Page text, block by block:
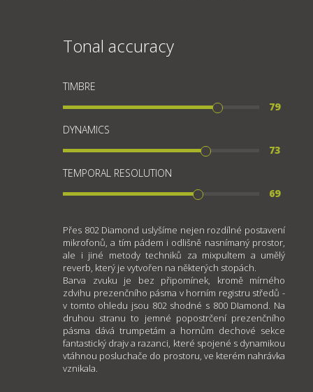
Tonal accuracy
TIMBRE
79
DYNAMICS
73
TEMPORAL RESOLUTION
69
Přes 802 Diamond uslyšíme nejen rozdílné postavení
mikrofonů, a tím pádem i odlišně nasnímaný prostor,
ale i jiné metody techniků za mixpultem a umělý
reverb, který je vytvořen na některých stopách.
Barva zvuku je bez připomínek, kromě mírného
zdvihu prezenčního pásma v horním registru středů -
v tomto ohledu jsou 802 shodné s 800 DIamond. Na
druhou stranu to jemné popostrčení prezenčního
pásma dává trumpetám a hornům dechové sekce
fantastický drajv a razanci, které spojené s dynamikou
vtáhnou posluchače do prostoru, ve kterém nahrávka
vznikala.